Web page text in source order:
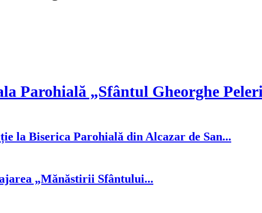
Parohială „Sfântul Gheorghe
la Biserica Parohială din Alcazar de San...
„Mănăstirii Sfântului...